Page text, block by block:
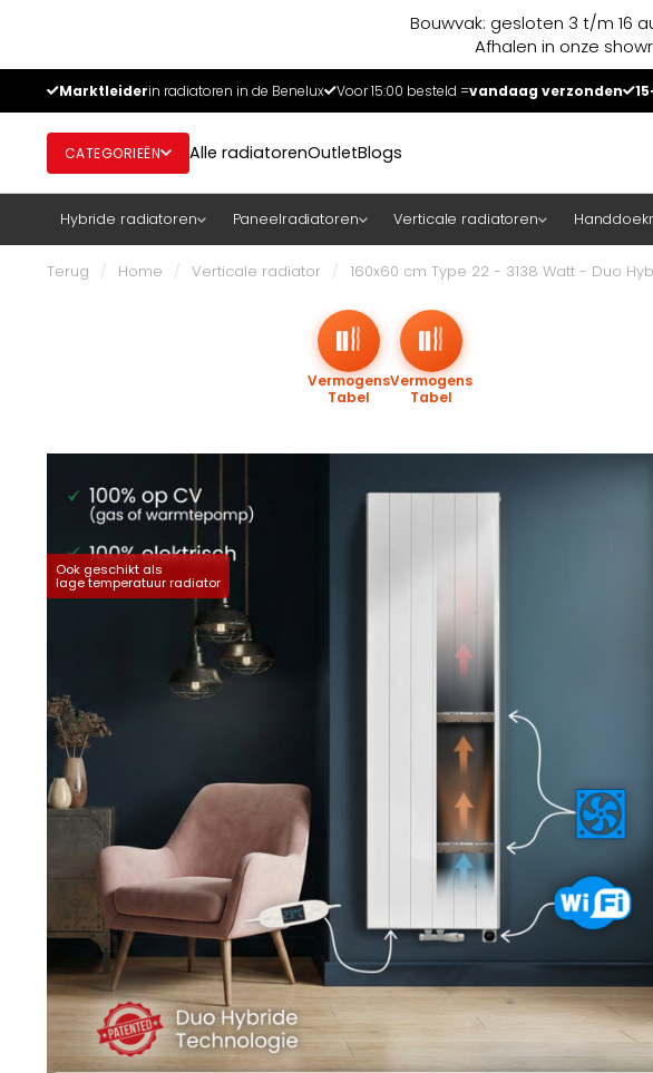
Bouwvak: gesloten 3 t/m 16
Afhalen in onze
Marktleiderin radiatoren in de Benelux Voor 15:00 besteld =vandaag verzonden
CATEGORIEËN Alle radiatorenOutletBlogs
Hybride radiatoren Paneelradiatoren Verticale radiatoren
Terug / Home / Verticale radiator / 160x60 cm Type 22 - 3138 Watt - Duo
Ook geschikt als
lage temperatuur radiator
Vermogens
Tabel
Vermogens
Tabel